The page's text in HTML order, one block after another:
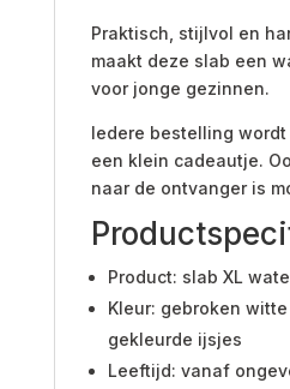
Praktisch, stijlvol en
maakt deze slab een
voor jonge gezinnen.
Iedere bestelling
een klein cadeautje.
naar de ontvanger is
Product: slab XL
Kleur: gebroken
gekleurde ijsjes
Leeftijd: vanaf